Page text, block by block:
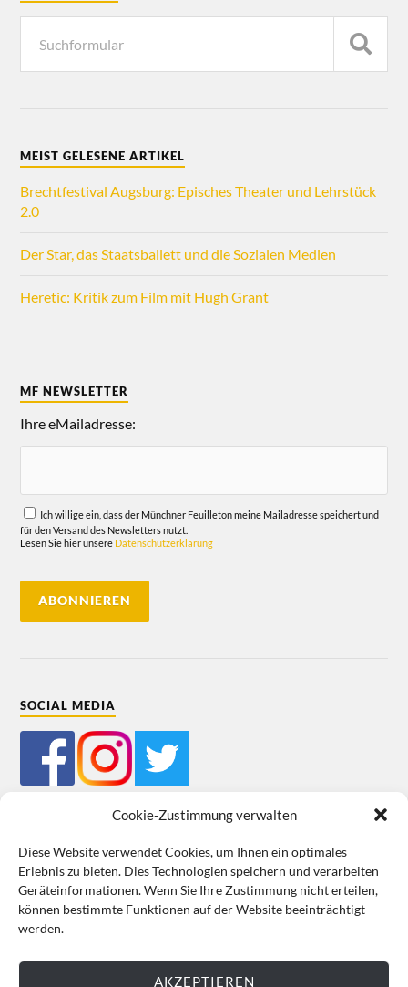
Cookie-Zustimmung verwalten
Diese Website verwendet Cookies, um Ihnen ein optimales
Erlebnis zu bieten. Dies Technologien speichern und verarbeiten
Geräteinformationen. Wenn Sie Ihre Zustimmung nicht erteilen,
können bestimmte Funktionen auf der Website beeinträchtigt
werden.
AKZEPTIEREN
MEIST GELESENE ARTIKEL
Brechtfestival Augsburg: Episches Theater und Lehrstück
2.0
Der Star, das Staatsballett und die Sozialen Medien
Heretic: Kritik zum Film mit Hugh Grant
MF NEWSLETTER
Ihre eMailadresse:
Ich willige ein, dass der Münchner Feuilleton meine Mailadresse speichert und
für den Versand des Newsletters nutzt.
Lesen Sie hier unsere Datenschutzerklärung
SOCIAL MEDIA
Mein Bestellkonto Kundeninformationen Datenschutz
Cookie-Richtlinie (EU) Impressum
VERTRAG WIDERRUFEN